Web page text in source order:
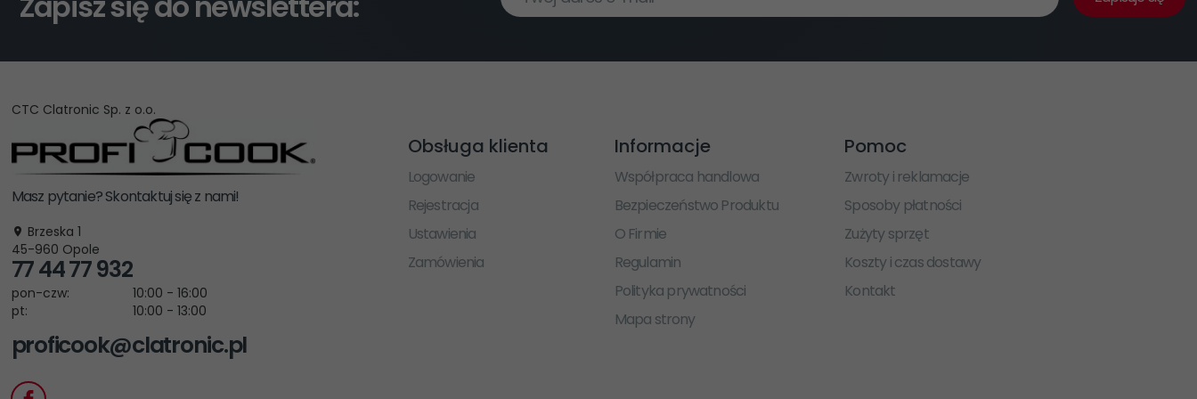
CTC Clatronic Sp. z o.o.
Masz pytanie? Skontaktuj się z nami!
Brzeska 1
45-960 Opole
77 44 77 932
pon-czw:
10:00 - 16:00
pt:
10:00 - 13:00
proficook@clatronic.pl
Obsługa klienta
Logowanie
Rejestracja
Ustawienia
Zamówienia
Informacje
Współpraca handlowa
Bezpieczeństwo Produktu
O Firmie
Regulamin
Polityka prywatności
Mapa strony
Pomoc
Zwroty i reklamacje
Sposoby płatności
Zużyty sprzęt
Koszty i czas dostawy
Kontakt